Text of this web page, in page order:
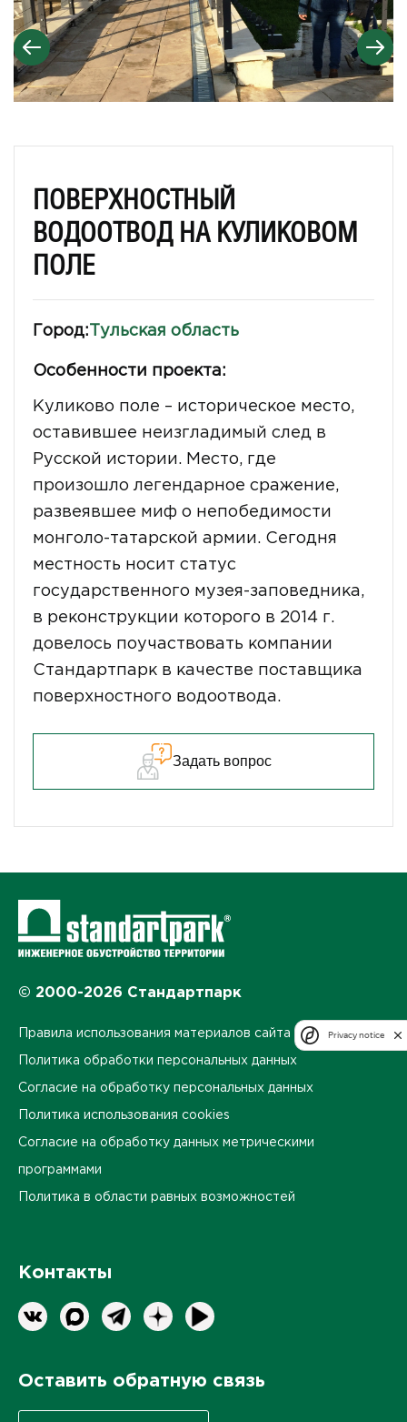
ПОВЕРХНОСТНЫЙ
ВОДООТВОД НА КУЛИКОВОМ
ПОЛЕ
Город: Тульская область
Особенности проекта:
Куликово поле – историческое место,
оставившее неизгладимый след в
Русской истории. Место, где
произошло легендарное сражение,
развеявшее миф о непобедимости
монголо-татарской армии. Сегодня
местность носит статус
государственного музея-заповедника,
в реконструкции которого в 2014 г.
довелось поучаствовать компании
Стандартпарк в качестве поставщика
поверхностного водоотвода.
Задать вопрос
© 2000-2026 Стандартпарк
Правила использования материалов сайта
Политика обработки персональных данных
Согласие на обработку персональных данных
Политика использования cookies
Согласие на обработку данных метрическими
программами
Политика в области равных возможностей
Контакты
Оставить обратную связь
Privacy notice